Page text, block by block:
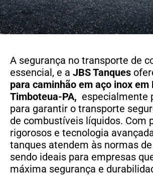
A segurança no transporte de
essencial, e a JBS Tanques
para caminhão em aço inox em
Timboteua-PA, especialmente
para garantir o transporte
de combustíveis líquidos. Com
rigorosos e tecnologia
tanques atendem às normas
sendo ideais para empresas
máxima segurança e